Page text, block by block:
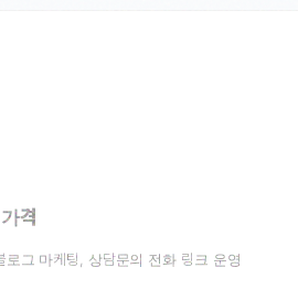
격
로그 마케팅, 상담문의 전화 링크 운영